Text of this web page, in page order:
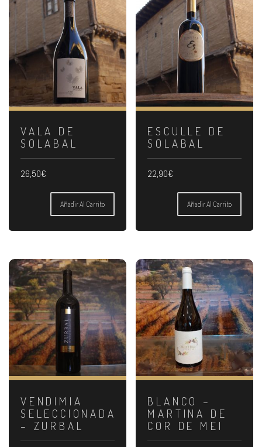
VALA DE
SOLABAL
26,50€
Añadir Al Carrito
ESCULLE DE
SOLABAL
22,90€
Añadir Al Carrito
VENDIMIA
SELECCIONADA
– ZURBAL
BLANCO –
MARTINA DE
COR DE MEI